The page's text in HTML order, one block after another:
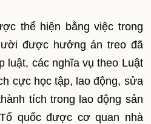
thể hiện bằng việc trong
được hưởng án treo đã
luật, các nghĩa vụ theo Luật
cực học tập, lao động, sửa
tích trong lao động sản
quốc được cơ quan nhà